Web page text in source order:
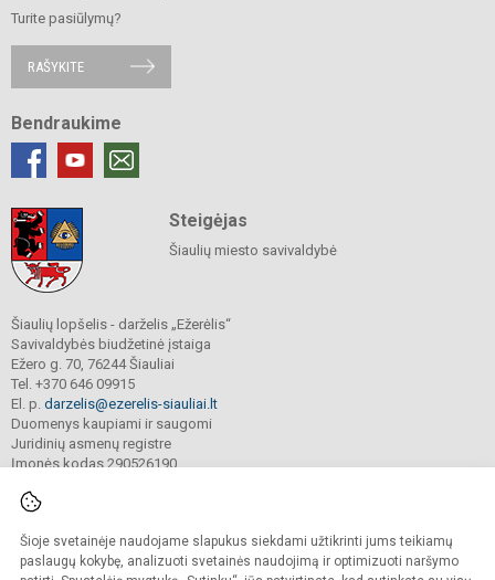
Šioje svetainėje naudojame slapukus siekdami užtikrinti jums teikiamų
paslaugų kokybę, analizuoti svetainės naudojimą ir optimizuoti naršymo
Turite pasiūlymų?
RAŠYKITE
Bendraukime
Steigėjas
Šiaulių miesto savivaldybė
Šiaulių lopšelis - darželis „Ežerėlis“
Savivaldybės biudžetinė įstaiga
Ežero g. 70, 76244 Šiauliai
Tel. +370 646 09915
El. p. darzelis@ezerelis-siauliai.lt
Duomenys kaupiami ir saugomi
Juridinių asmenų registre
Įmonės kodas 290526190
© 2023. Šiaulių lopšelis - darželis „Ežerėlis“. Visos teisės saugomos.
Kopijuoti turinį be raštiško įstaigos administracijos sutikimo griežtai draudžiama.